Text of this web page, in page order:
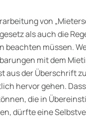
von
als auch die
müssen.
mit dem
aus der Überschrift
hervor gehen.
die in
dürfte eine